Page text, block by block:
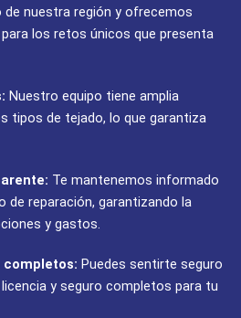
nuestra región y ofrecemos
los retos únicos que presenta
Nuestro equipo tiene amplia
tipos de tejado, lo que garantiza
Te mantenemos informado
de reparación, garantizando la
y gastos.
completos: Puedes sentirte seguro
y seguro completos para tu